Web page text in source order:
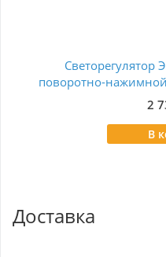
Светорегулятор
поворотно-
2
В
Доставка